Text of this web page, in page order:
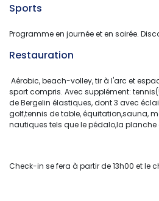
Sports
Programme en journée et en soirée.
Restauration
Aérobic, beach-volley, tir à l'arc et
sport compris. Avec supplément:
de Bergelin élastiques, dont 3 avec
golf,tennis de table, équitation,sauna,
nautiques tels que le pédalo,la planche
Check-in se fera à partir de 13h00 et le